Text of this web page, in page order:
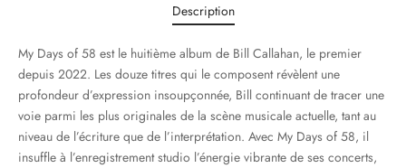
Description
My Days of 58 est le huitième album de Bill Callahan, le premier
depuis 2022. Les douze titres qui le composent révèlent une
profondeur d’expression insoupçonnée, Bill continuant de tracer une
voie parmi les plus originales de la scène musicale actuelle, tant au
niveau de l’écriture que de l’interprétation. Avec My Days of 58, il
insuffle à l’enregistrement studio l’énergie vibrante de ses concerts,